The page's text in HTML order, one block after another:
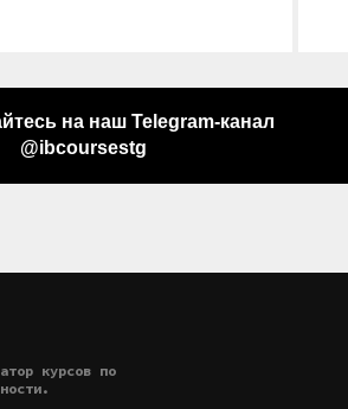
на наш Telegram-канал
@ibcoursestg
курсов по